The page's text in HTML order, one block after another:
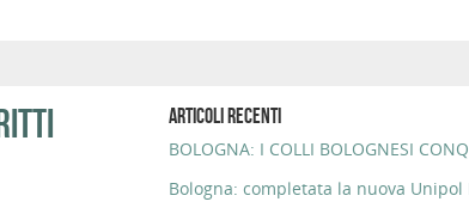
ARTICOLI RECENTI
BOLOGNA: I COLLI BOLOGNESI
Bologna: completata la nuova Unipol